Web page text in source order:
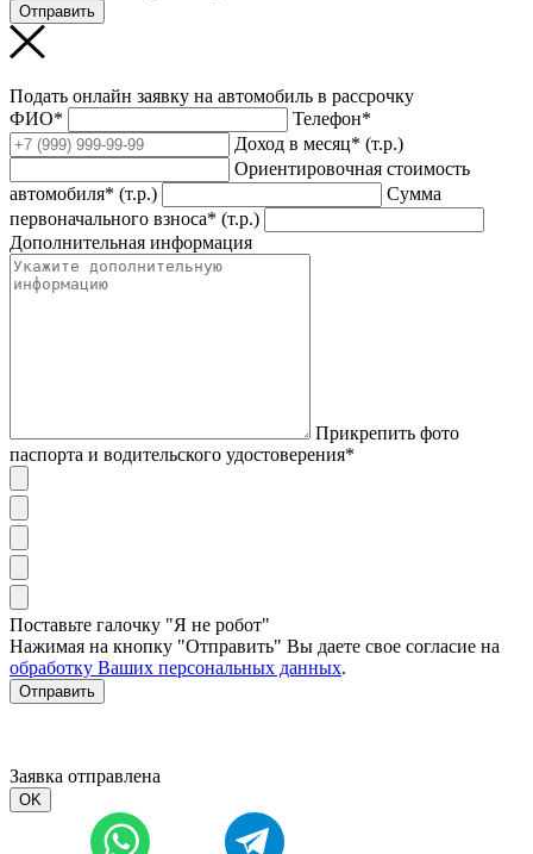
Отправить
Подать онлайн заявку на автомобиль в рассрочку
ФИО*
Телефон*
Доход в месяц* (т.р.)
Ориентировочная стоимость
автомобиля* (т.р.)
Сумма
первоначального взноса* (т.р.)
Дополнительная информация
Прикрепить фото
паспорта и водительского удостоверения*
Поставьте галочку "Я не робот"
Нажимая на кнопку "Отправить" Вы даете свое согласие на
обработку Ваших персональных данных.
Отправить
Заявка отправлена
OK